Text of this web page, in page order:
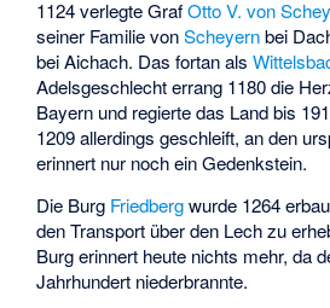
1124 verlegte GrafOtto V. von
seiner Familie vonScheyernbei
bei Aichach. Das fortan als
Adelsgeschlecht errang 1180 die
Bayern und regierte das Land bis
1209 allerdings geschleift, an den
erinnert nur noch ein Gedenkstein.
Die Burg Friedbergwurde 1264
den Transport über den Lech zu
Burg erinnert heute nichts mehr, da
Jahrhundert niederbrannte.